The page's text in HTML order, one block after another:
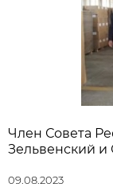
Член Совета
Зельвенский
09.08.2023